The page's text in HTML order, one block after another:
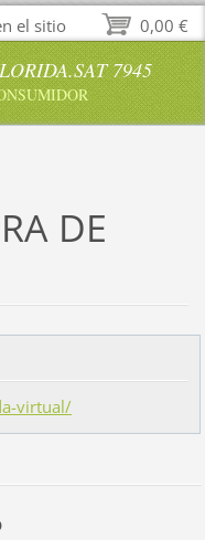
7945
DE
virtual/
0,00 €
el sitio